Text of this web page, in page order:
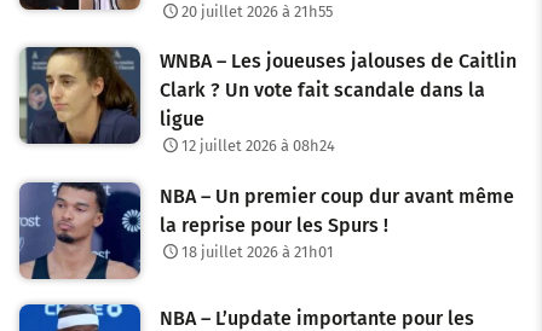
20 juillet 2026 à 21h55
WNBA – Les joueuses jalouses de Caitlin
Clark ? Un vote fait scandale dans la
ligue
12 juillet 2026 à 08h24
NBA – Un premier coup dur avant même
la reprise pour les Spurs !
18 juillet 2026 à 21h01
NBA – L’update importante pour les